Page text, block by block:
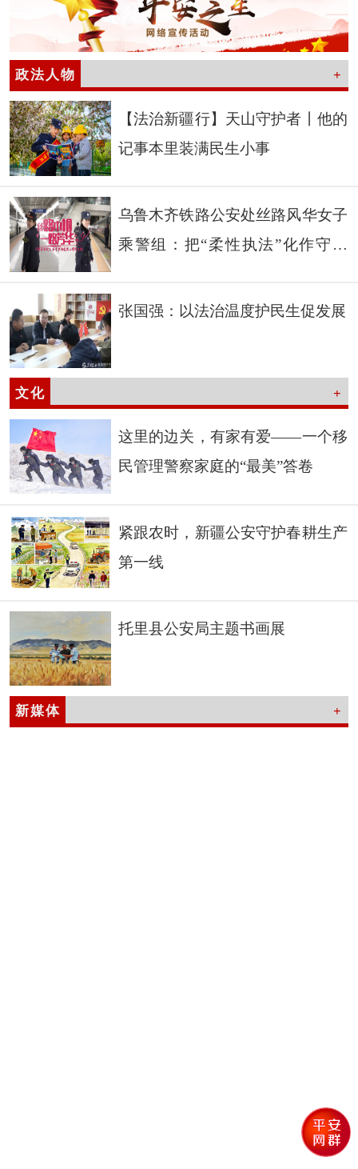
政法人物 +
【法治新疆行】天山守护者丨他的
记事本里装满民生小事
乌鲁木齐铁路公安处丝路风华女子
乘警组：把“柔性执法”化作守护
张国强：以法治温度护民生促发展
文化 +
这里的边关，有家有爱——一个移
民管理警察家庭的“最美”答卷
紧跟农时，新疆公安守护春耕生产
第一线
托里县公安局主题书画展
新媒体 +